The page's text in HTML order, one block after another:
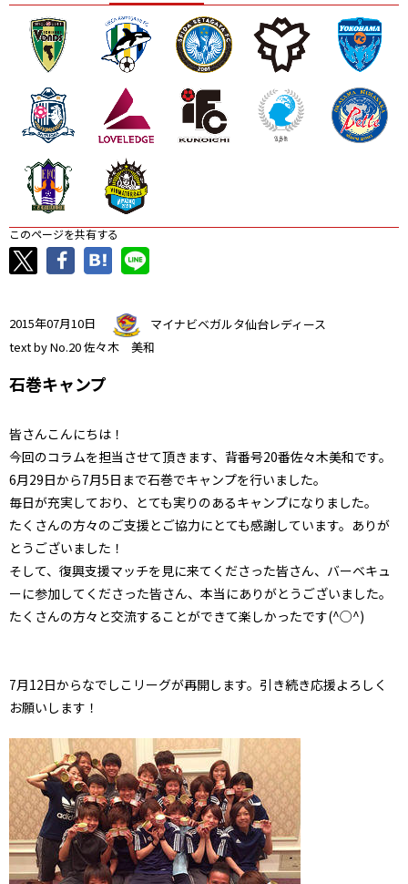
ニッパツ 名古屋 静岡 愛媛Ｌ
このページを共有する
2015年07月10日
マイナビベガルタ仙台レディース
text by No.20 佐々木 美和
石巻キャンプ
皆さんこんにちは！
今回のコラムを担当させて頂きます、背番号20番佐々木美和です。
6月29日から7月5日まで石巻でキャンプを行いました。
毎日が充実しており、とても実りのあるキャンプになりました。
たくさんの方々のご支援とご協力にとても感謝しています。ありが
とうございました！
そして、復興支援マッチを見に来てくださった皆さん、バーベキュ
ーに参加してくださった皆さん、本当にありがとうございました。
たくさんの方々と交流することができて楽しかったです(^○^)
7月12日からなでしこリーグが再開します。引き続き応援よろしく
お願いします！